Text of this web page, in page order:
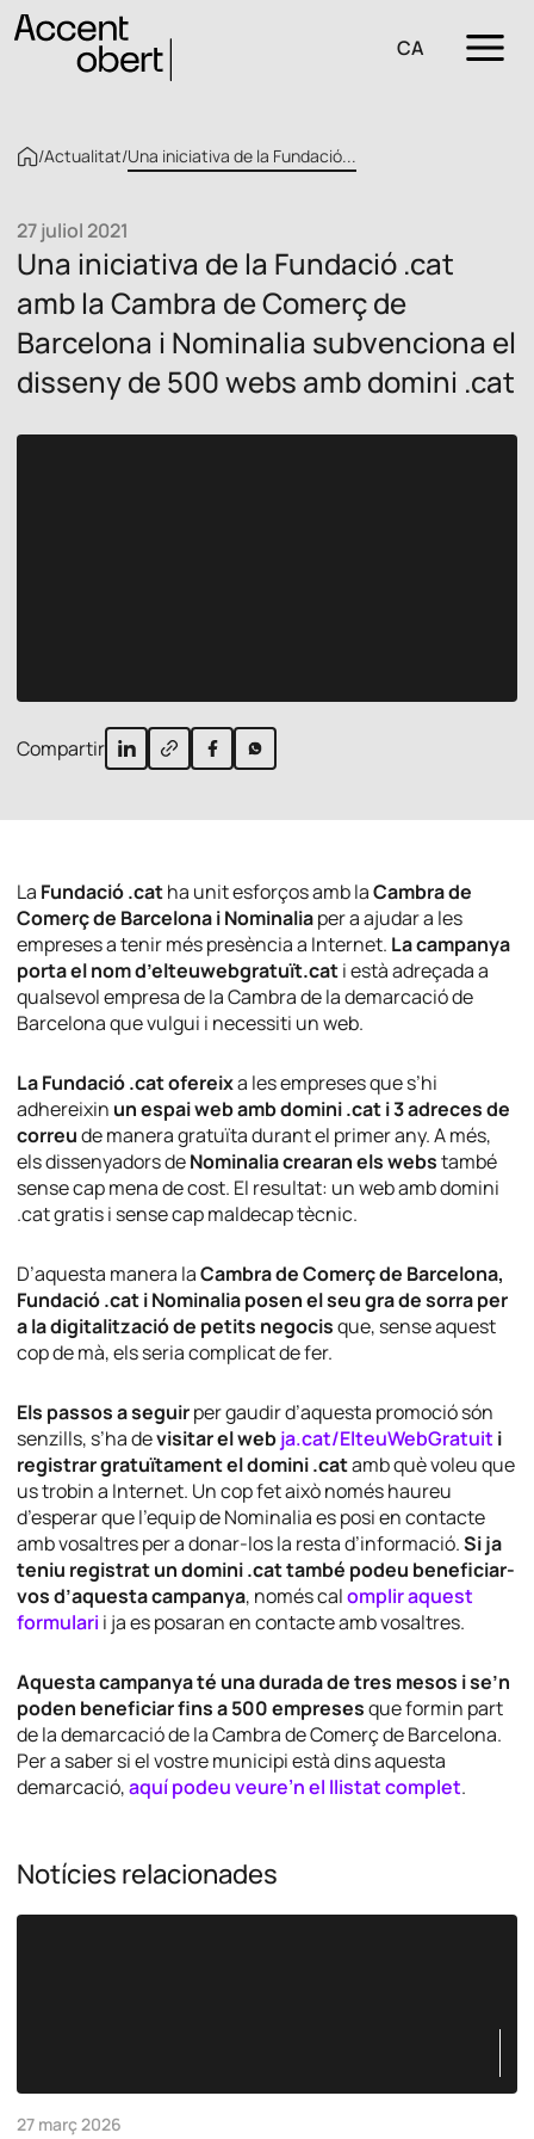
CA
/Actualitat/Una iniciativa de la Fundació...
27 juliol 2021
Una iniciativa de la Fundació .cat
amb la Cambra de Comerç de
Barcelona i Nominalia subvenciona el
disseny de 500 webs amb domini .cat
Compartir
La Fundació .catha unit esforços amb laCambra de
Comerç de Barcelona i Nominaliaper a ajudar a les
empreses a tenir més presència a Internet. La campanya
porta el nomd’elteuwebgratuït.cati està adreçada a
qualsevol empresa de la Cambra de la demarcació de
Barcelona que vulgui i necessiti un web.
La Fundació .cat ofereixa les empreses que s’hi
adhereixin un espai web amb domini .cat i 3 adreces de
correude manera gratuïta durant el primer any. A més,
els dissenyadors deNominalia crearan els webstambé
sense cap mena de cost. El resultat: un web amb domini
.cat gratis i sense cap maldecap tècnic.
D’aquesta manera laCambra de Comerç de Barcelona,
Fundació .cat i Nominalia posen el seu gra de sorra per
a la digitalització de petits negocisque, sense aquest
cop de mà, els seria complicat de fer.
Els passos a seguirper gaudir d’aquesta promoció són
senzills, s’ha devisitar el webja.cat/ElteuWebGratuit i
registrar gratuïtament el domini .catamb què voleu que
us trobin a Internet. Un cop fet això només haureu
d’esperar que l’equip de Nominalia es posi en contacte
amb vosaltres per a donar-los la resta d’informació.Si ja
teniu registrat un domini .cat també podeu beneficiar-
vos d’aquesta campanya, només calomplir aquest
formulari i ja es posaran en contacte amb vosaltres.
Aquesta campanya té una durada de tres mesos i se’n
poden beneficiar fins a 500 empresesque formin part
de la demarcació de la Cambra de Comerç de Barcelona.
Per a saber si el vostre municipi està dins aquesta
demarcació,aquí podeu veure’n el llistat complet.
Notícies relacionades
27 març 2026